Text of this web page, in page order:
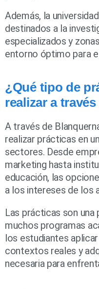
Además, la
destinados a la
especializados y
entorno óptimo para
¿Qué tipo de
realizar a
A través de
realizar prácticas en
sectores. Desde
marketing hasta
educación, las
a los intereses de los
Las prácticas son
muchos programas
los estudiantes
contextos reales y
necesaria para